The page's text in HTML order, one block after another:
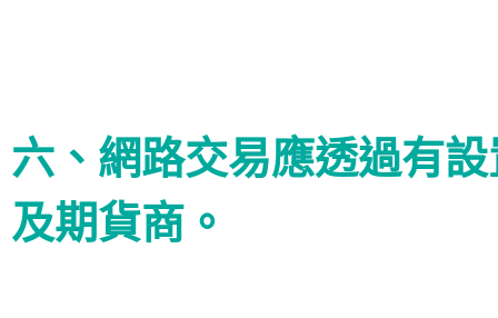
六、網路交易應透過有
及期貨商。